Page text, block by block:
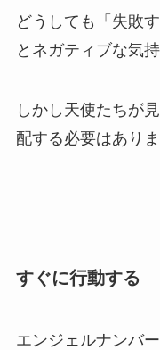
どうしても「失敗
とネガティブな気
しかし天使たちが
配する必要はありま
すぐに行動する
エンジェルナンバ